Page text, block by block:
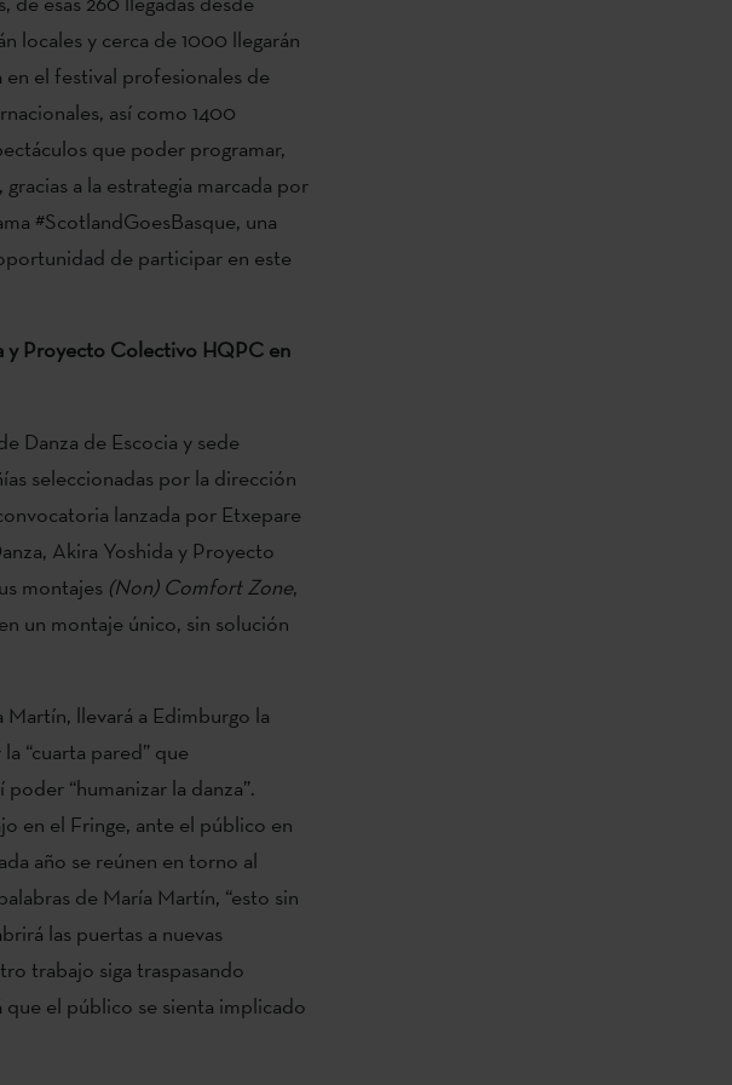
locales y cerca de 1000 llegarán
en el festival profesionales de
así como 1400
que poder programar,
a la estrategia marcada por
#ScotlandGoesBasque, una
de participar en este
y Proyecto Colectivo HQPC en
Danza de Escocia y sede
seleccionadas por la dirección
lanzada por Etxepare
Akira Yoshida y Proyecto
montajes (Non) Comfort Zone,
un montaje único, sin solución
llevará a Edimburgo la
“cuarta pared” que
“humanizar la danza”.
en el Fringe, ante el público en
año se reúnen en torno al
de María Martín, “esto sin
las puertas a nuevas
trabajo siga traspasando
el público se sienta implicado